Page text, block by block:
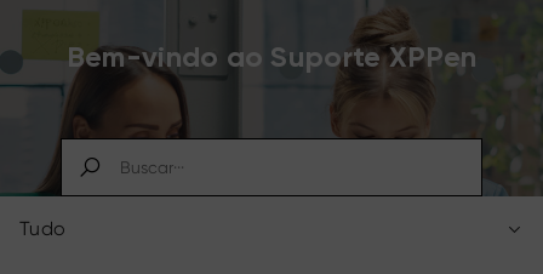
Bem-vindo ao Suporte XPPen
Tudo